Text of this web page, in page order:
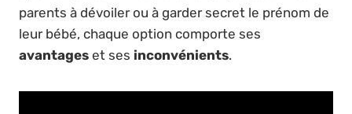
parents à dévoiler ou à garder secret le prénom de
leur bébé, chaque option comporte ses
avantages et ses inconvénients.